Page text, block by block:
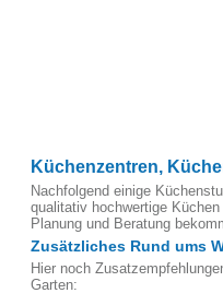
Küchenzentren,
Nachfolgend einige
qualitativ hochwertige
Planung und Beratung
Zusätzliches Rund ums
Hier noch
Garten: